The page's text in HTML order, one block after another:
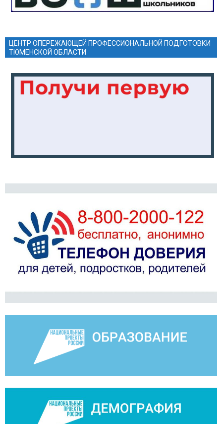
ЦЕНТР ОПЕРЕЖАЮЩЕЙ ПРОФЕССИОНАЛЬНОЙ ПОДГОТОВКИ
ТЮМЕНСКОЙ ОБЛАСТИ